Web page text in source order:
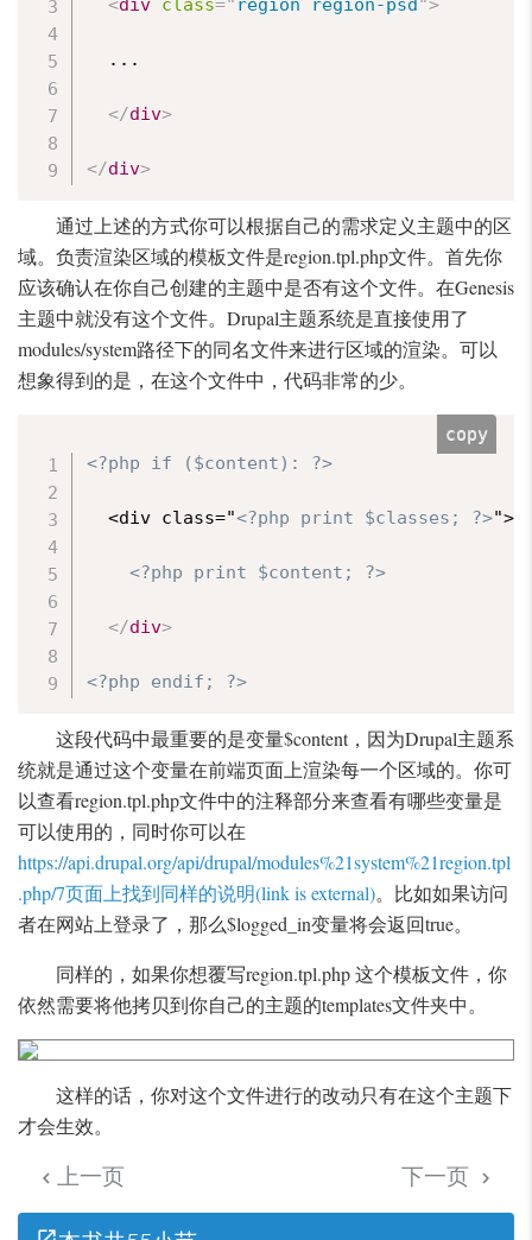
<div class=" region region-psd ">
  ...
</div>
</div>
通过上述的方式你可以根据自己的需求定义主题中的区
域。负责渲染区域的模板文件是region.tpl.php文件。首先你
应该确认在你自己创建的主题中是否有这个文件。在Genesis
主题中就没有这个文件。Drupal主题系统是直接使用了
modules/system路径下的同名文件来进行区域的渲染。可以
想象得到的是，在这个文件中，代码非常的少。
<?php if ($content): ?>
  <div class="
<?php print $classes; ?>">
<?php print $content; ?>
</div>
<?php endif; ?>
copy
这段代码中最重要的是变量$content，因为Drupal主题系
统就是通过这个变量在前端页面上渲染每一个区域的。你可
以查看region.tpl.php文件中的注释部分来查看有哪些变量是
可以使用的，同时你可以在
https://api.drupal.org/api/drupal/modules%21system%21region.tpl
.php/7页面上找到同样的说明(link is external)。比如如果访问
者在网站上登录了，那么$logged_in变量将会返回true。
同样的，如果你想覆写region.tpl.php 这个模板文件，你
依然需要将他拷贝到你自己的主题的templates文件夹中。
这样的话，你对这个文件进行的改动只有在这个主题下
才会生效。
 上一页 下一页 